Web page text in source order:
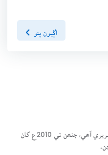
اڳيون پنو
سنڌسلامت ڪتاب گهر ھڪ آن لائين لائبريري آھي، جنھن تي 2010ع کان